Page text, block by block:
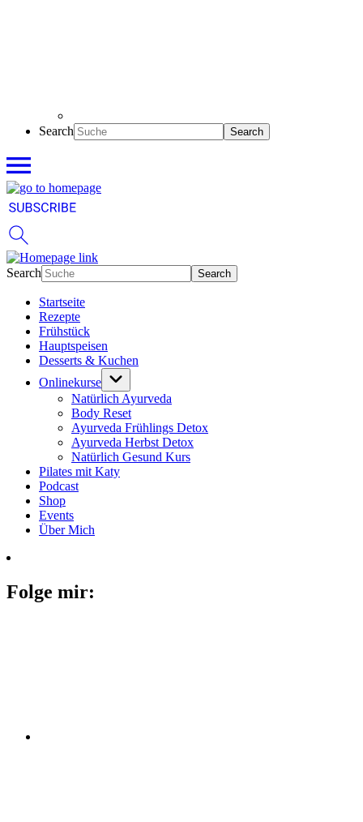
Search
Search
Startseite
Rezepte
Frühstück
Hauptspeisen
Desserts & Kuchen
Onlinekurse
Natürlich Ayurveda
Body Reset
Ayurveda Frühlings Detox
Ayurveda Herbst Detox
Natürlich Gesund Kurs
Pilates mit Katy
Podcast
Shop
Events
Über Mich
Folge mir: